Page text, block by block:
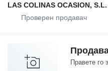
LAS COLINAS OCASION, S.L.
Правете го